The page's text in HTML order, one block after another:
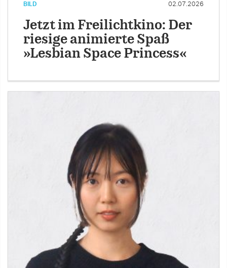
BILD 02.07.2026
Jetzt im Freilichtkino: Der
riesige animierte Spaß
»Lesbian Space Princess«